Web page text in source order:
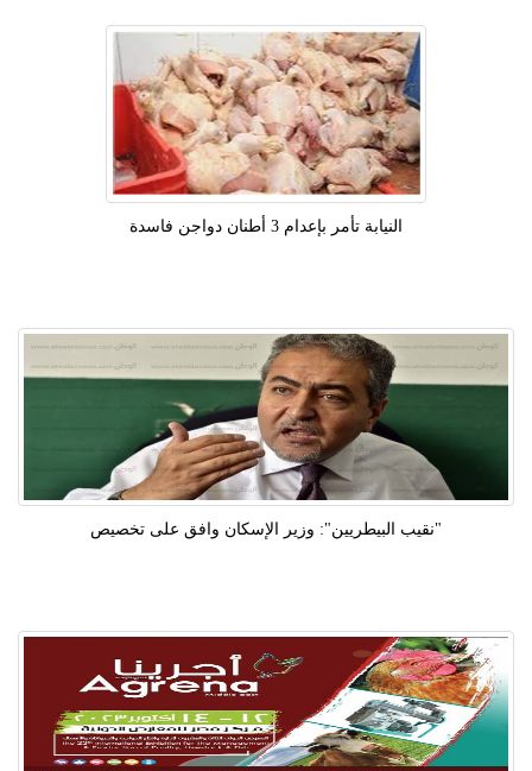
النيابة تأمر بإعدام 3 أطنان دواجن فاسدة
"نقيب البيطريين": وزير الإسكان وافق على تخصيص